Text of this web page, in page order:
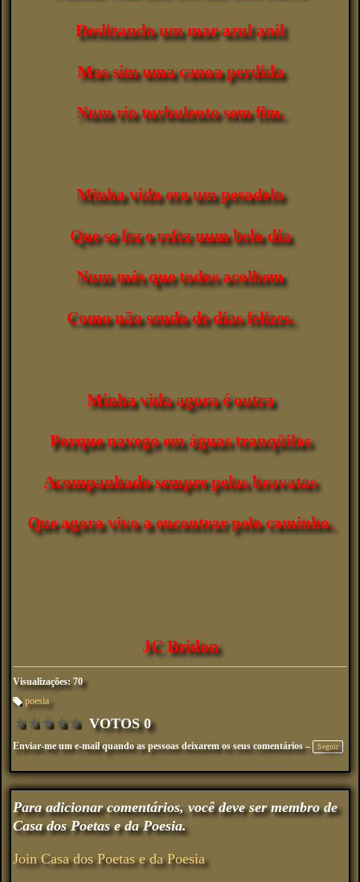
Deslizando um mar azul anil
Mas sim uma canoa perdida
Num rio turbulento sem fim.
Minha vida era um pesadelo
Que se fez e refez num belo dia
Num mês que todos acolhem
Como não sendo de dias felizes.
Minha vida agora é outra
Porque navego em águas tranqüilas
Acompanhado sempre pelas bravatas
Que agora vivo a encontrar pelo caminho.
JC Bridon
Visualizações: 70
ar
ca
çõ
es
poesia
★ ★ ★ ★ ★ VOTOS 0
Enviar-me um e-mail quando as pessoas deixarem os seus comentários – Seguir
Para adicionar comentários, você deve ser membro de
Casa dos Poetas e da Poesia.
Join Casa dos Poetas e da Poesia